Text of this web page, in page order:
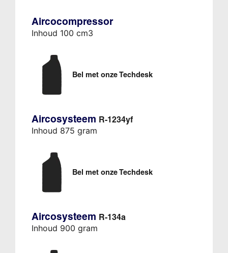
Aircocompressor
Inhoud 100 cm3
Bel met onze Techdesk
Aircosysteem R-1234yf
Inhoud 875 gram
Bel met onze Techdesk
Aircosysteem R-134a
Inhoud 900 gram